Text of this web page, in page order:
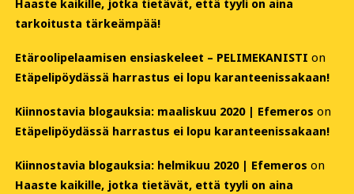
Haaste kaikille, jotka tietävät, että tyyli on aina
tarkoitusta tärkeämpää!
Etäroolipelaamisen ensiaskeleet – PELIMEKANISTI on
Etäpelipöydässä harrastus ei lopu karanteenissakaan!
Kiinnostavia blogauksia: maaliskuu 2020 | Efemeros on
Etäpelipöydässä harrastus ei lopu karanteenissakaan!
Kiinnostavia blogauksia: helmikuu 2020 | Efemeros on
Haaste kaikille, jotka tietävät, että tyyli on aina